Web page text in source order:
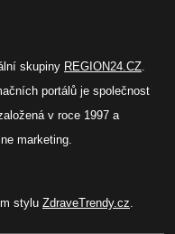
skupiny REGION24.CZ.
portálů je společnost
v roce 1997 a
marketing.
stylu ZdraveTrendy.cz.